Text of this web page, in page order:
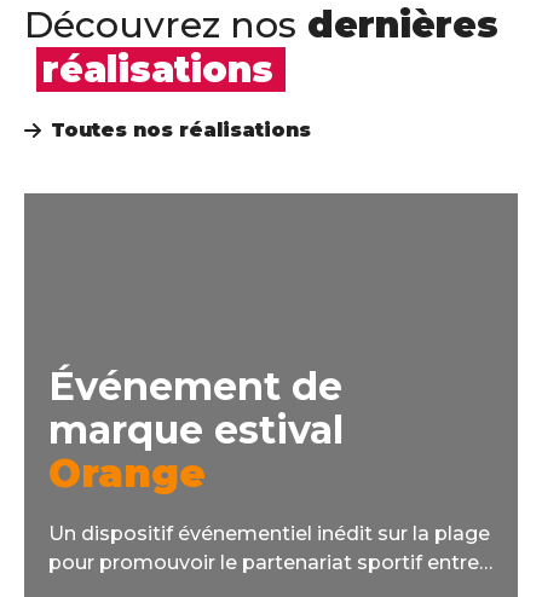
Découvrez nos dernières
réalisations
Toutes nos réalisations
Événement de
marque estival
Orange
Un dispositif événementiel inédit sur la plage
pour promouvoir le partenariat sportif entre